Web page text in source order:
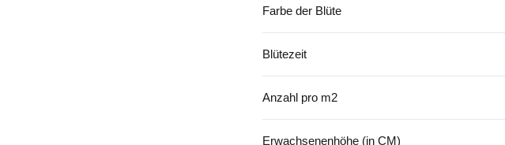
Farbe der Blüte
Blütezeit
Anzahl pro m2
Erwachsenenhöhe (in CM)